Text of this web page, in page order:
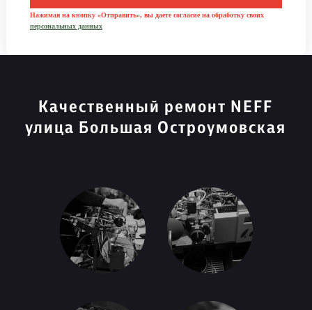
Нажимая на кнопку «Отправить», вы даете согласие на обработку своих
персональных данных
Качественный ремонт NEFF
улица Большая Остроумовская